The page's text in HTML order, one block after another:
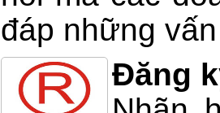
đáp những
Đăng